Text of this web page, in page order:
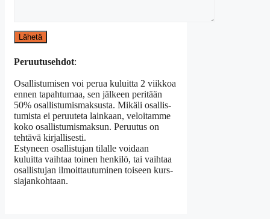
Peruutusehdot:
Osal­lis­tu­misen voi perua kuluitta 2 viikkoa
ennen tapah­tumaa, sen jälkeen peritään
50% osal­lis­tu­mis­mak­susta. Mikäli osal­lis­
tu­mista ei peruuteta lainkaan, veloi­tamme
koko osal­lis­tu­mis­maksun. Peruutus on
tehtävä kirjal­li­sesti.
Estyneen osal­lis­tujan tilalle voidaan
kuluitta vaihtaa toinen henkilö, tai vaihtaa
osal­lis­tujan ilmoit­tau­tu­minen toiseen kurs­
sia­jan­kohtaan.